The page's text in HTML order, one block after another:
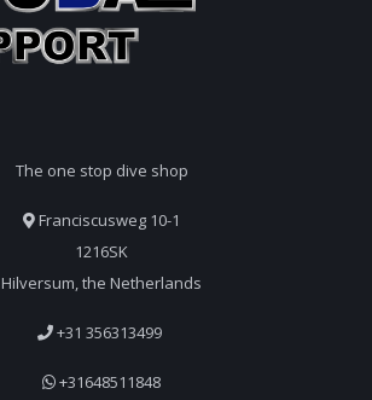
The one stop dive shop
Franciscusweg 10-1
1216SK
Hilversum, the Netherlands
+31 356313499
+31648511848